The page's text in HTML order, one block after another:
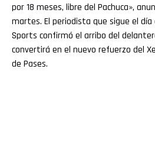
por 18 meses, libre del Pachuca»,
martes. El periodista que sigue el día
Sports confirmó el arribo del
convertirá en el nuevo refuerzo del
de Pases.